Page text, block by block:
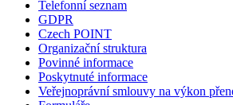
Telefonní seznam
GDPR
Czech POINT
Organizační struktura
Povinné informace
Poskytnuté informace
Veřejnoprávní smlouvy na výkon